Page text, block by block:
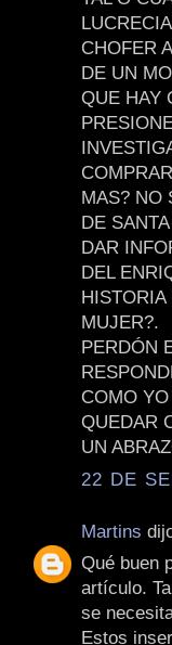
CHOFER
DE UN
QUE HAY
MAS? NO
DE
DAR
DEL
HISTORIA
MUJER?.
PERDÓN
COMO
QUEDAR
UN
22 DE
Martins
Qué buen
artículo.
se
Estos